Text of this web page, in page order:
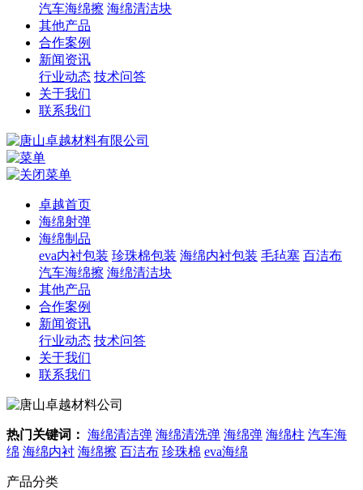
汽车海绵擦 海绵清洁块
其他产品
合作案例
新闻资讯
行业动态 技术问答
关于我们
联系我们
卓越首页
海绵射弹
海绵制品
eva内衬包装 珍珠棉包装 海绵内衬包装 毛毡塞 百洁布
汽车海绵擦 海绵清洁块
其他产品
合作案例
新闻资讯
行业动态 技术问答
关于我们
联系我们
热门关键词： 海绵清洁弹 海绵清洗弹 海绵弹 海绵柱 汽车海
绵 海绵内衬 海绵擦 百洁布 珍珠棉 eva海绵
产品分类